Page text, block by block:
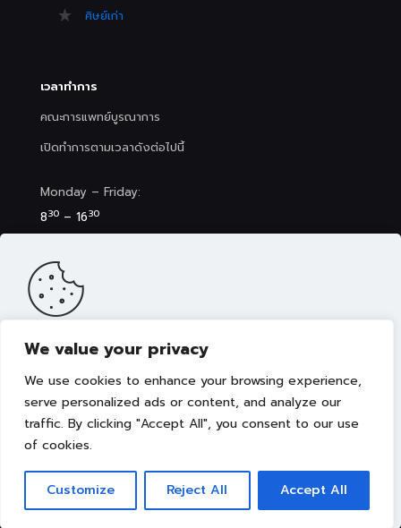
We value your privacy
We use cookies to enhance your browsing experience,
serve personalized ads or content, and analyze our
traffic. By clicking "Accept All", you consent to our use
of cookies.
Customize Reject All Accept All
ศิษย์เก่า
เวลาทำการ
คณะการแพทย์บูรณาการ
เปิดทำการตามเวลาดังต่อไปนี้
Monday – Friday:
830 – 1630
8 30– 17
Copyright © 2022 คณะการแพทย์บูรณาการ มหาวิทยาลัย
เว็บไซต์นี้มีการจัดเก็บคุกกี้เพื่อมอบประสบการณ์การใช้งานเว็บไซต์ของ
ขาย เลือกเนื้อหาที่เหมาะสมให้กับคุณอย่างเป็นส่วนตัว ท่านสามารถศึกษา
นโยบายการใช้คุกกี้ (Cookies Policy)ได้ที่ลิงค์นี้ การใช้งานเว็บไซต์นี้
เป็นการยอมรับข้อกำหนดและยินยอมให้เราจัดเก็บคุ้กกี้ตามนโยบายที่แจ้ง
ในเบื้องต้น
ยอมรับ